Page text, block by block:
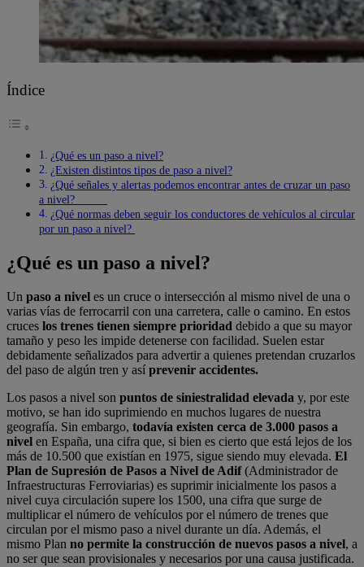
Índice
¿Qué es un paso a nivel?
¿Existen distintos tipos de paso a nivel?
¿Qué señales y alertas podemos encontrar antes de cruzar un paso
a nivel?
¿Qué normas deben seguir los conductores de vehículos al circular
por un paso a nivel?
¿Qué es un paso a nivel?
Un paso a nivel es un cruce o intersección al mismo nivel de una o
varias vías de ferrocarril con una carretera, calle o camino. En estos
cruces los trenes tienen siempre prioridad debido a que su mayor
tamaño y peso les impide detenerse con facilidad. Suelen estar
debidamente señalizados para advertir a quienes pretendan cruzarlos
del paso de algún tren y así prevenir accidentes.
Los pasos a nivel son puntos de siniestralidad elevada y, por este
motivo, se han ido suprimiendo en muchos lugares de nuestra
geografía. Sin embargo, todavía existen cerca de 3.000 pasos a
nivel en España, una cifra que, si bien es cierto que está lejos de los
más de 10.500 que existían en 1975, sigue siendo muy elevada. El
Plan de Supresión de Pasos a Nivel de Adif(Administrador de
Infraestructuras Ferroviarias) es suprimir inicialmente los pasos a
nivel cuya circulación supere los 1500, una cifra que surge de
multiplicar el número de vehículos por el número de trenes que
circulan por el mismo paso a nivel durante un día. Además, el
mismo Plan no permite la construcción de nuevos pasos a nivel, a
no ser que sean provisionales y necesarios por una causa justificada.